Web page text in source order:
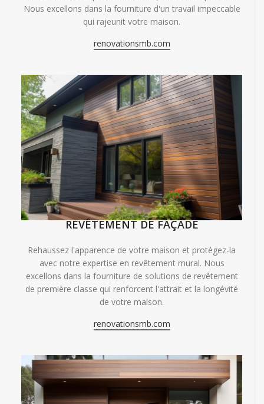
Nous excellons dans la fourniture d'un travail impeccable
qui rajeunit votre maison.
renovationsmb.com
REVÊTEMENT DE FAÇADE
Rehaussez l'apparence de votre maison et protégez-la
avec notre expertise en revêtement mural. Nous
excellons dans la fourniture de solutions de revêtement
de première classe qui renforcent l'attrait et la longévité
de votre maison.
renovationsmb.com